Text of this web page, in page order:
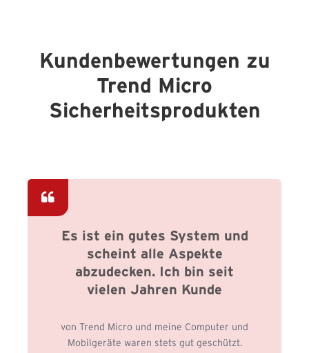
Kundenbewertungen zu
Trend Micro
Sicherheitsprodukten
Es ist ein gutes System und
scheint alle Aspekte
abzudecken. Ich bin seit
vielen Jahren Kunde
von Trend Micro und meine Computer und
Mobilgeräte waren stets gut geschützt.